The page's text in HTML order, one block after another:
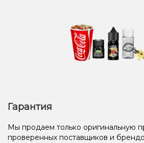
Гарантия
Мы продаем только оригинальную
проверенных поставщиков и